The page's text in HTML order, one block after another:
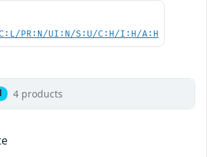
PR:N/UI:N/S:U/C:H/I:H/A:H
4 products